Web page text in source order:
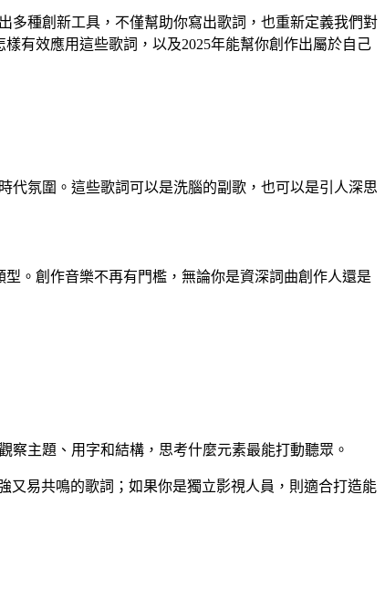
多種創新工具，不僅幫助你寫出歌詞，也重新定義我們對
有效應用這些歌詞，以及2025年能幫你創作出屬於自己
代氛圍。這些歌詞可以是洗腦的副歌，也可以是引人深思
。創作音樂不再有門檻，無論你是資深詞曲創作人還是
主題、用字和結構，思考什麼元素最能打動聽眾。
又易共鳴的歌詞；如果你是獨立影視人員，則適合打造能